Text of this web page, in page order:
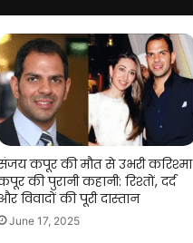
कपूर की मौत से उभरी करिश्मा
की पुरानी कहानी: रिश्तों, दर्द
विवादों की पूरी दास्तान
June 17, 2025